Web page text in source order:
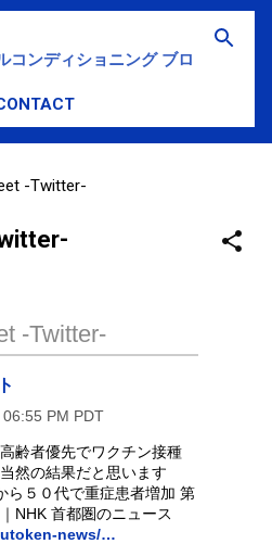
ン コンテンツに移動
コンディショニング ブログ
-Twitter-
-Twitter-
PM PDT
齢者優先でワクチン接種
然の結果だと思います
ら５０代で重症患者増加 第
NHK 首都圏のニュース
news/…